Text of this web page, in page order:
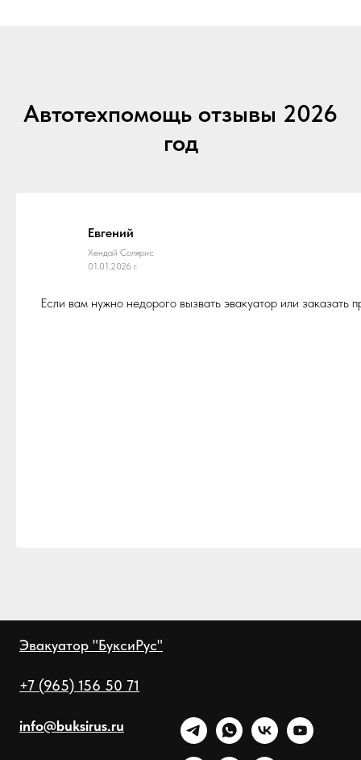
Автотехпомощь отзывы 2026
год
Евгений
Хендай Солярис
01.01.2026 г.
Если вам нужно недорого вызвать эвакуатор или
Эвакуатор "БуксиРус"
+7 (965) 156 50 71
info@buksirus.ru